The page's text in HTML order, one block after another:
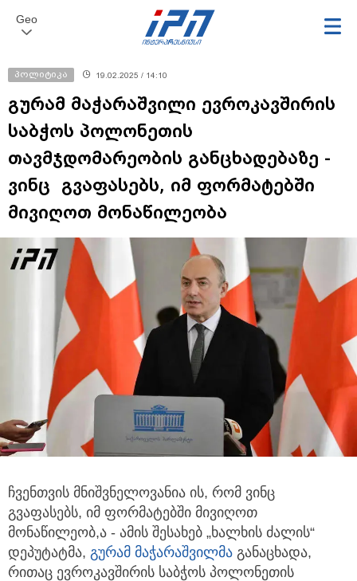
Geo
პოლიტიკა 19.02.2025 / 14:10
გურამ მაჭარაშვილი ევროკავშირის
საბჭოს პოლონეთის
თავმჯდომარეობის განცხადებაზე -
ვინც გვაფასებს, იმ ფორმატებში
მივიღოთ მონაწილეობა
ჩვენთვის მნიშვნელოვანია ის, რომ ვინც
გვაფასებს, იმ ფორმატებში მივიღოთ
მონაწილეობ,ა - ამის შესახებ „ხალხის ძალის“
დეპუტატმა, გურამ მაჭარაშვილმა განაცხადა,
რითაც ევროკავშირის საბჭოს პოლონეთის